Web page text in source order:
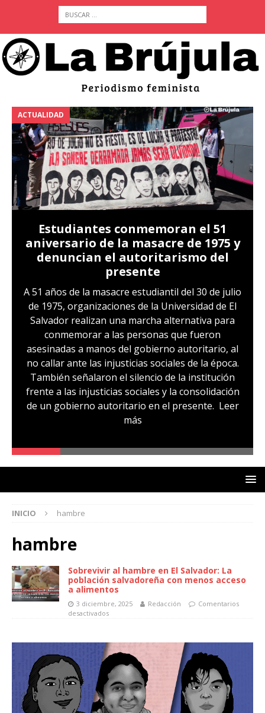
ACTUALIDAD
Estudiantes conmemoran el 51
aniversario de la masacre de 1975 y
denuncian el autoritarismo del
presente
A 51 años de la masacre estudiantil del 30 de julio
de 1975, organizaciones de la Universidad de El
Salvador realizan una marcha alternativa para
conmemorar a las personas que fueron
asesinadas a manos del gobierno autoritario, al
no callar ante las injusticias sociales de la época.
También señalaron el silencio de la institución
frente a las injusticias sociales y la consolidación
de un gobierno autoritario en el presente. Leer
más
INICIO hambre
hambre
Sobrevivir al hambre en El Salvador: La
población salvadoreña con menos acceso
a alimentos
3 diciembre, 2025 Redacción
Comentarios
desactivados